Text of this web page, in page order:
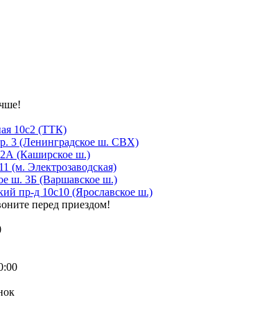
10с2 (ТТК)
3 (Ленинградское ш. СВХ)
(Каширское ш.)
(м. Электрозаводская)
ш. 3Б (Варшавское ш.)
пр-д 10с10 (Ярославское ш.)
перед приездом!